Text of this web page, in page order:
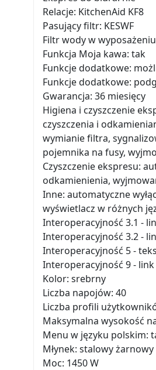
Relacje: KitchenAid KF8
Pasujący filtr: KESWF
Filtr wody w
Funkcja Moja kawa: tak
Funkcje dodatkowe:
Funkcje dodatkowe:
Gwarancja: 36 miesięcy
Higiena i czyszczenie
czyszczenia i
wymianie filtra,
pojemnika na fusy,
Czyszczenie ekspresu:
odkamienienia,
Inne: automatyczne
wyświetlacz w różnych
Interoperacyjność 3.1 -
Interoperacyjność 3.2 -
Interoperacyjność 5 -
Interoperacyjność 9 -
Kolor: srebrny
Liczba napojów: 40
Liczba profili
Maksymalna wysokość
Menu w języku polskim:
Młynek: stalowy żarnowy
Moc: 1450 W